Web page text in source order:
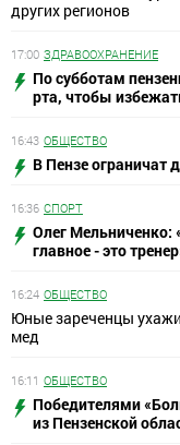
других регионов
17:00 ЗДРАВООХРАНЕНИЕ
По субботам
рта, чтобы
16:43 ОБЩЕСТВО
В Пензе ограничат
16:36 СПОРТ
Олег Мельниченко:
главное - это
16:24 ОБЩЕСТВО
Юные зареченцы
мед
16:11 ОБЩЕСТВО
Победителями
из Пензенской